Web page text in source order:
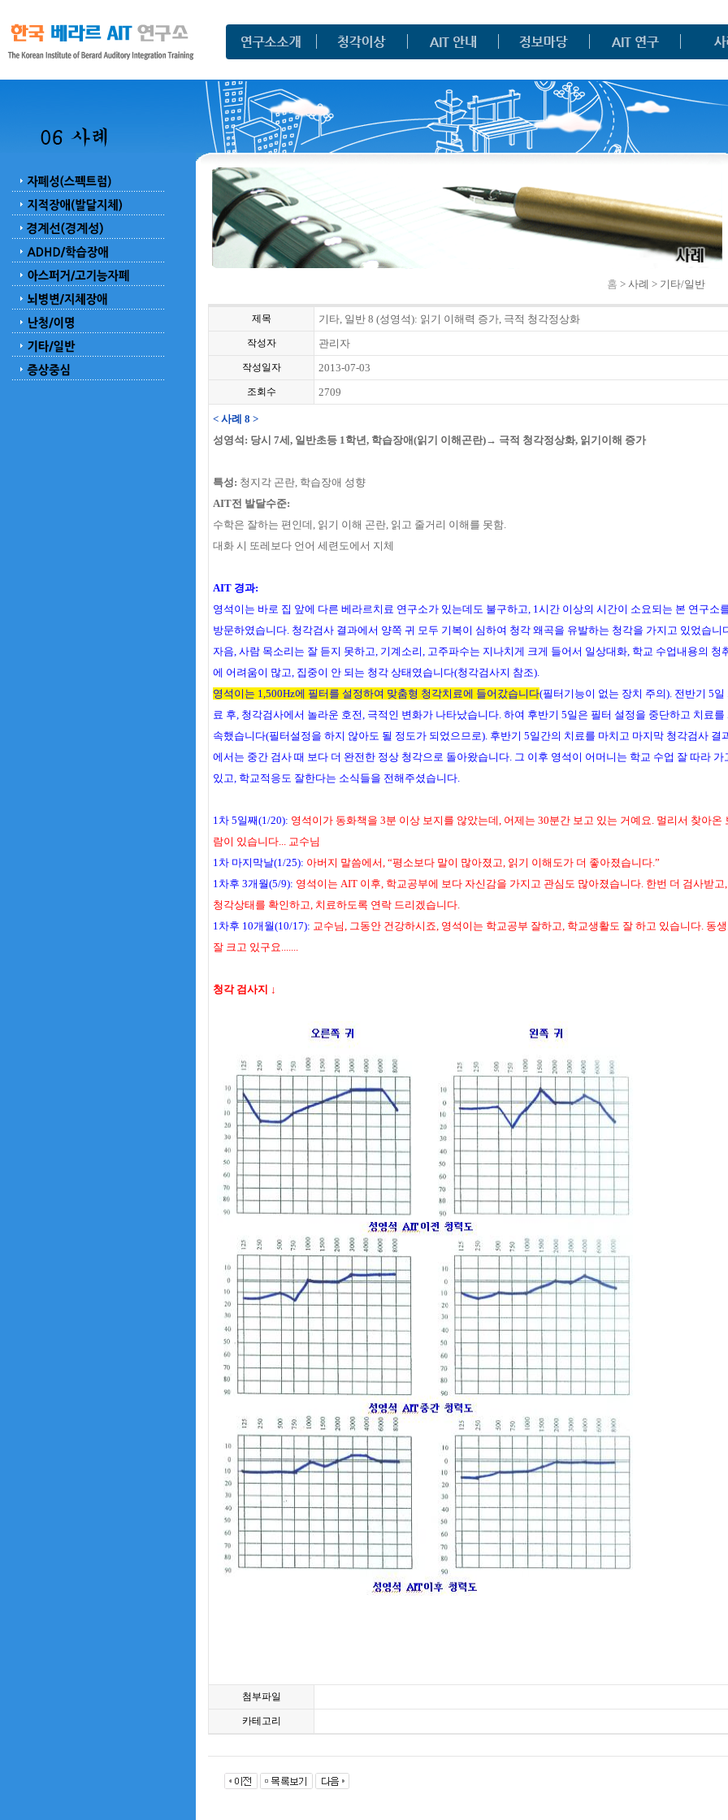
홈 > 사례 > 기타/일반
제목 기타, 일반 8 (성영석): 읽기 이해력 증가, 극적 청각정상화
작성자 관리자
작성일자 2013-07-03
조회수 2709
< 사례 8 >
성영석: 당시 7세, 일반초등 1학년, 학습장애(읽기 이해곤란)→ 극적 청각정상화, 읽기이해 증가
특성: 청지각 곤란, 학습장애 성향
AIT전 발달수준:
수학은 잘하는 편인데, 읽기 이해 곤란, 읽고 줄거리 이해를 못함.
대화 시 또레보다 언어 세련도에서 지체
AIT 경과:
영석이는 바로 집 앞에 다른 베라르치료 연구소가 있는데도 불구하고, 1시간 이상의 시간이 소요되는 본 연구소
방문하였습니다. 청각검사 결과에서 양쪽 귀 모두 기복이 심하여 청각 왜곡을 유발하는 청각을 가지고 있었습니
자음, 사람 목소리는 잘 듣지 못하고, 기계소리, 고주파수는 지나치게 크게 들어서 일상대화, 학교 수업내용의 청
에 어려움이 많고, 집중이 안 되는 청각 상태였습니다(청각검사지 참조).
영석이는 1,500Hz에 필터를 설정하여 맞춤형 청각치료에 들어갔습니다(필터기능이 없는 장치 주의). 전반기 5일
료 후, 청각검사에서 놀라운 호전, 극적인 변화가 나타났습니다. 하여 후반기 5일은 필터 설정을 중단하고 치료를
속했습니다(필터설정을 하지 않아도 될 정도가 되었으므로). 후반기 5일간의 치료를 마치고 마지막 청각검사 결
에서는 중간 검사 때 보다 더 완전한 정상 청각으로 돌아왔습니다. 그 이후 영석이 어머니는 학교 수업 잘 따라 가
있고, 학교적응도 잘한다는 소식들을 전해주셨습니다.
1차 5일째(1/20): 영석이가 동화책을 3분 이상 보지를 않았는데, 어제는 30분간 보고 있는 거예요. 멀리서 찾아온
람이 있습니다... 교수님
1차 마지막날(1/25): 아버지 말씀에서, “평소보다 말이 많아졌고, 읽기 이해도가 더 좋아졌습니다.”
1차후 3개월(5/9): 영석이는 AIT 이후, 학교공부에 보다 자신감을 가지고 관심도 많아졌습니다. 한번 더 검사받고,
청각상태를 확인하고, 치료하도록 연락 드리겠습니다.
1차후 10개월(10/17): 교수님, 그동안 건강하시죠, 영석이는 학교공부 잘하고, 학교생활도 잘 하고 있습니다. 동생
잘 크고 있구요.......
청각 검사지 ↓
첨부파일
카테고리